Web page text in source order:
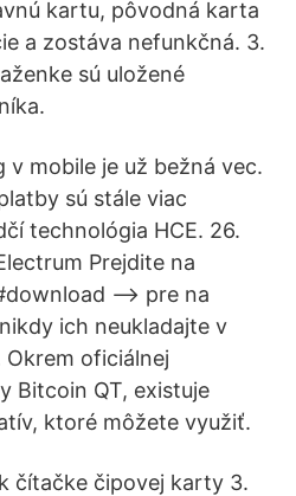
kartu, pôvodná karta
a zostáva nefunkčná. 3.
sú uložené
mobile je už bežná vec.
sú stále viac
technológia HCE. 26.
Prejdite na
--> pre na
ich neukladajte v
oficiálnej
Bitcoin QT, existuje
ktoré môžete využiť.
čítačke čipovej karty 3.